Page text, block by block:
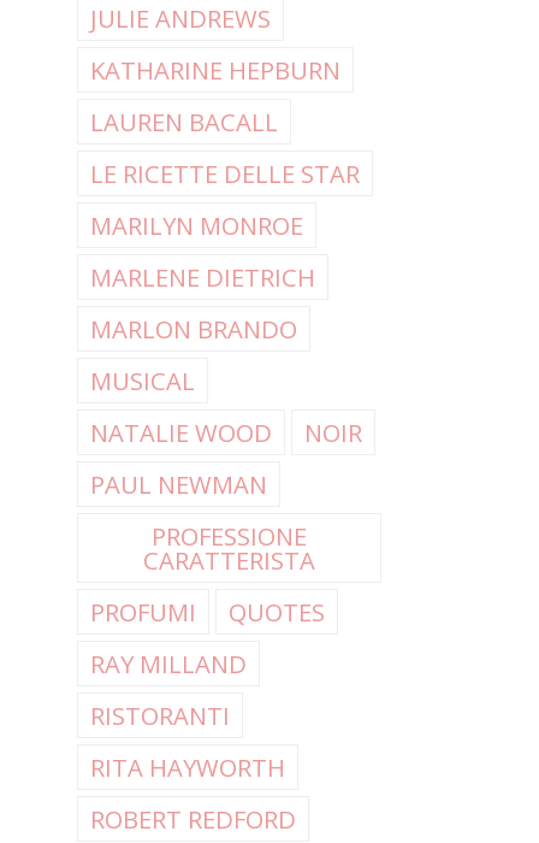
JULIE ANDREWS
KATHARINE HEPBURN
LAUREN BACALL
LE RICETTE DELLE STAR
MARILYN MONROE
MARLENE DIETRICH
MARLON BRANDO
MUSICAL
NATALIE WOOD
NOIR
PAUL NEWMAN
PROFESSIONE
CARATTERISTA
PROFUMI
QUOTES
RAY MILLAND
RISTORANTI
RITA HAYWORTH
ROBERT REDFORD